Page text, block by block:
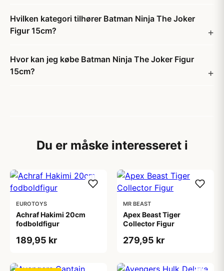
Hvilken kategori tilhører Batman Ninja The Joker
Figur 15cm?
Hvor kan jeg købe Batman Ninja The Joker Figur
15cm?
Du er måske interesseret i
EUROTOYS
Achraf Hakimi 20cm
fodboldfigur
189,95 kr
MR BEAST
Apex Beast Tiger
Collector Figur
279,95 kr